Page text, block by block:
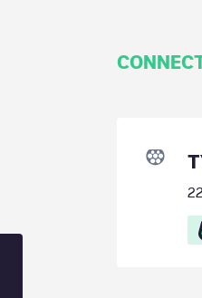
22